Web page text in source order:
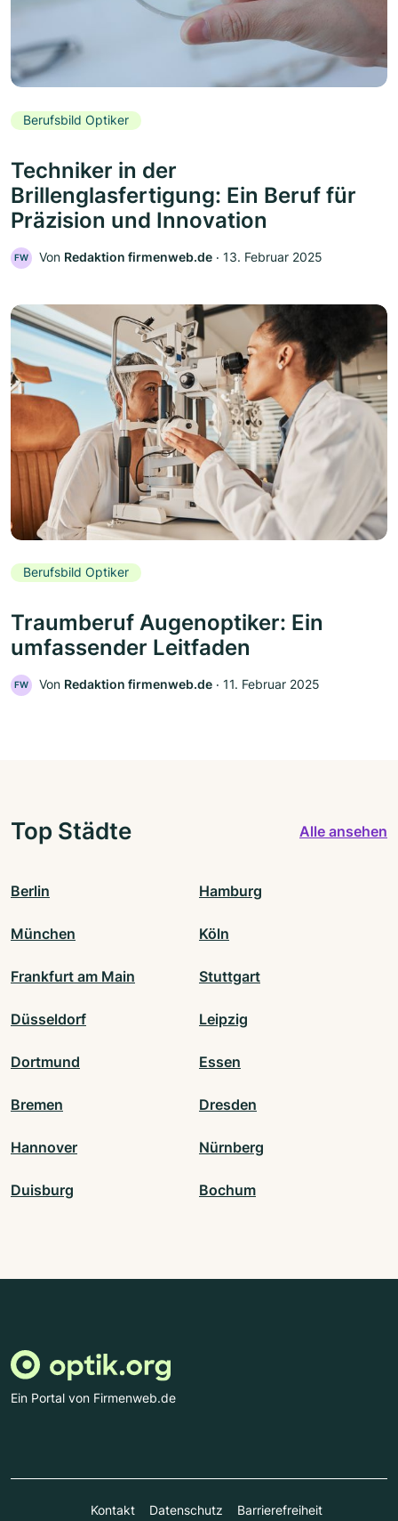
Berufsbild Optiker
Techniker in der
Brillenglasfertigung: Ein Beruf für
Präzision und Innovation
FW Von Redaktion firmenweb.de ‧ 13. Februar 2025
Berufsbild Optiker
Traumberuf Augenoptiker: Ein
umfassender Leitfaden
FW Von Redaktion firmenweb.de ‧ 11. Februar 2025
Top Städte Alle ansehen
Berlin Hamburg
München Köln
Frankfurt am Main Stuttgart
Düsseldorf Leipzig
Dortmund Essen
Bremen Dresden
Hannover Nürnberg
Duisburg Bochum
Ein Portal von Firmenweb.de
Kontakt Datenschutz Barrierefreiheit